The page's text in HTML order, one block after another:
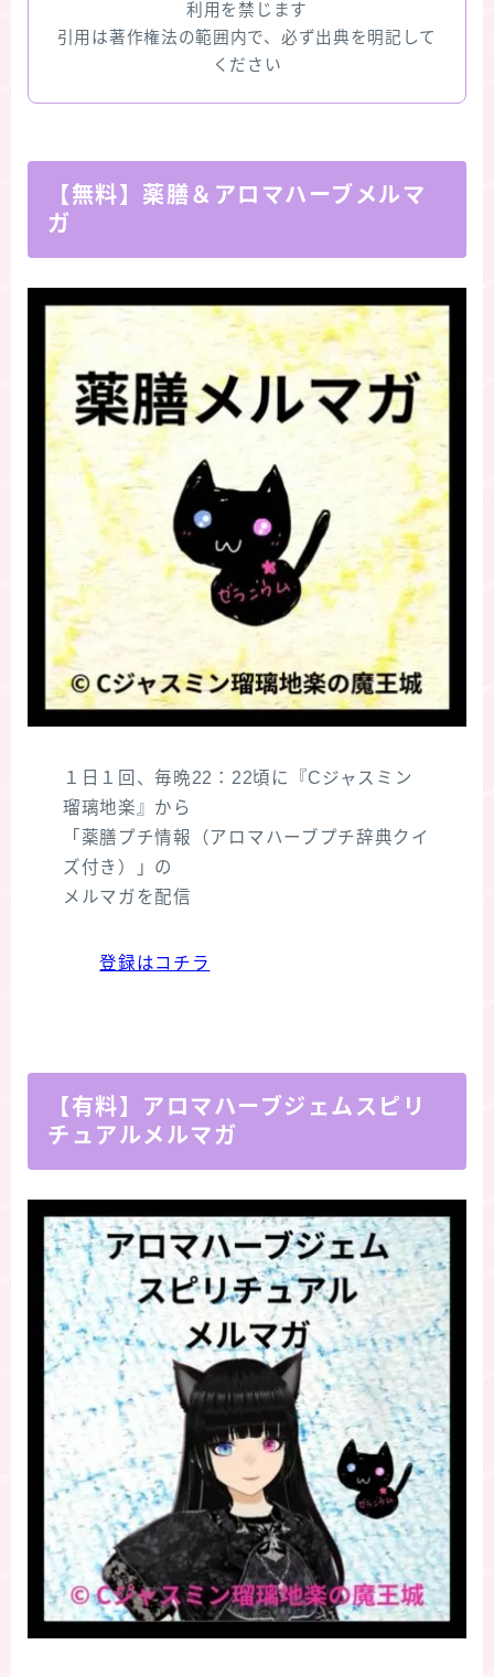
利用を禁じます
引用は著作権法の範囲内で、必ず出典を明記して
ください
【無料】薬膳＆アロマハーブメルマ
ガ
１日１回、毎晩22：22頃に『Cジャスミン
瑠璃地楽』から
「薬膳プチ情報（アロマハーブプチ辞典クイ
ズ付き）」の
メルマガを配信
登録はコチラ
【有料】アロマハーブジェムスピリ
チュアルメルマガ